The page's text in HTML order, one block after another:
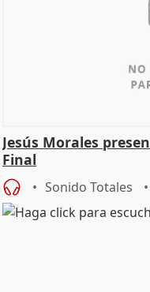
Jesús Morales
Final
Sonido Totales